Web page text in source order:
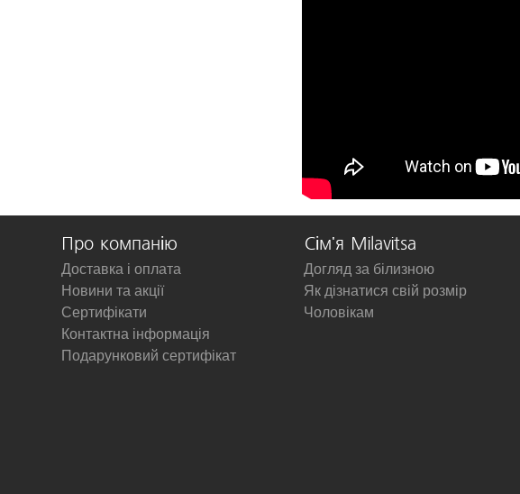
Про компанію
Доставка і оплата
Новини та акції
Сертифікати
Контактна інформація
Подарунковий сертифікат
Сім'я Milavitsa
Догляд за білизною
Як дізнатися свій розмір
Чоловікам